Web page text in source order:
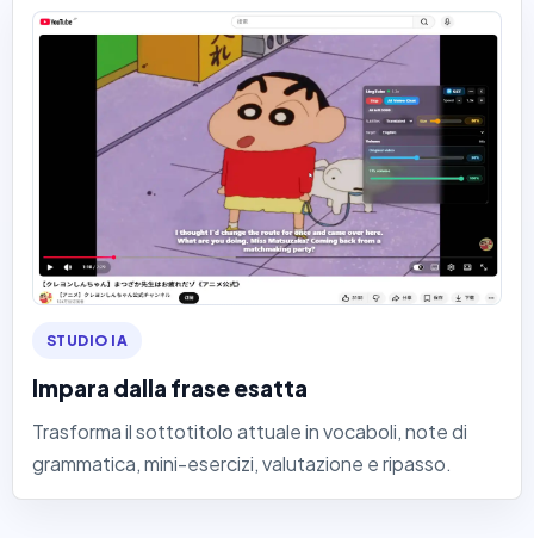
STUDIO IA
Impara dalla frase esatta
Trasforma il sottotitolo attuale in vocaboli, note di
grammatica, mini-esercizi, valutazione e ripasso.